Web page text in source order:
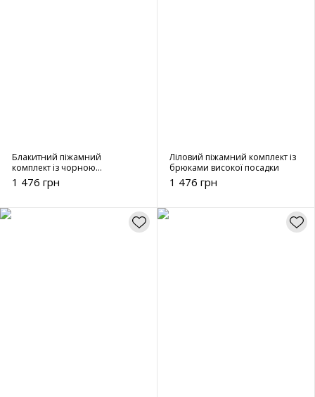
Блакитний піжамний
комплект із чорною
оконтовкою
1 476 грн
Ліловий піжамний комплект із
брюками високої посадки
1 476 грн